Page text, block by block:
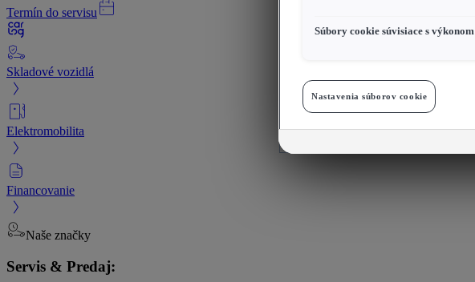
Termín do servisu
Skladové vozidlá
Elektromobilita
Financovanie
Naše značky
Servis & Predaj:
Súbory cookie súvisiace s výkonom
Nastavenia súborov cookie